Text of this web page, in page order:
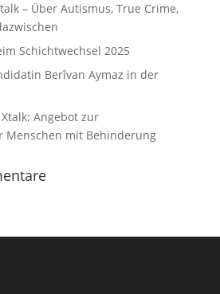
– Über Autismus, True Crime,
Schichtwechsel 2025
Berîvan Aymaz in der
Angebot zur
Menschen mit Behinderung